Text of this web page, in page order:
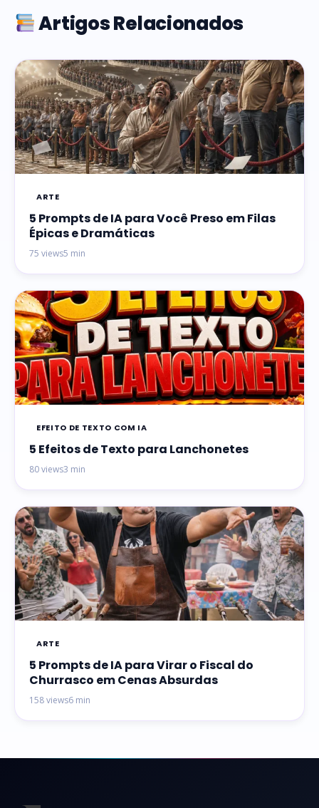
Artigos Relacionados
ARTE
5 Prompts de IA para Você Preso em Filas
Épicas e Dramáticas
75 views5 min
EFEITO DE TEXTO COM IA
5 Efeitos de Texto para Lanchonetes
80 views3 min
ARTE
5 Prompts de IA para Virar o Fiscal do
Churrasco em Cenas Absurdas
158 views6 min